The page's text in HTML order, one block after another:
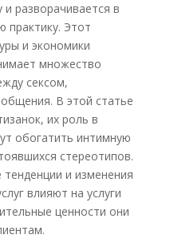
разворачивается в
практику. Этот
и экономики
множество
сексом,
В этой статье
их роль в
обогатить интимную
стереотипов.
и изменения
влияют на услуги
ценности они